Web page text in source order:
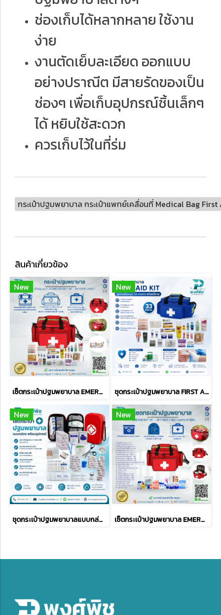
ช่องเก็บได้หลากหลาย ใช้งาน
ง่าย
งานตัดเย็บละเอียด ออกแบบ
อย่างปราณีต มีสายรัดของเป็น
ช่องๆ เพื่อเก็บอุปกรณ์ชิ้นเล็กๆ
ได้ หยิบใช้สะดวก
ควรเก็บไว้ในที่ร่ม
กระเป๋าปฐมพยาบาล กระเป๋าแพทย์เคลื่อนที่ Medical Bag
สินค้าเกี่ยวข้อง
New
เซ็ตกระเป๋าปฐมพยาบาล EMERGENCY KIT - 33 ITEMS ( RED )
New
ชุดกระเป๋าปฐมพยาบาล FIRST AID KIT อุปกรณ์ครบชุด 33 รายการ พร้อมใช้งาน (BLUE)
New
ชุดกระเป๋าปฐมพยาบาลแบบกล่อง พร้อมอุปกรณ์
New
เซ็ตกระเป๋าปฐมพยาบาล EMERGENCY KIT - 26 ITEMS ( RED )